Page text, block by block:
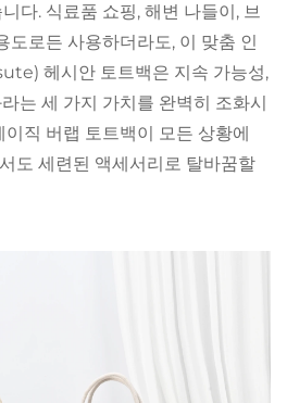
다. 식료품 쇼핑, 해변 나들이, 브
도로든 사용하더라도, 이 맞춤 인
헤시안 토트백은 지속 가능성,
는 세 가지 가치를 완벽히 조화시
직 버랩 토트백이 모든 상황에
도 세련된 액세서리로 탈바꿈할